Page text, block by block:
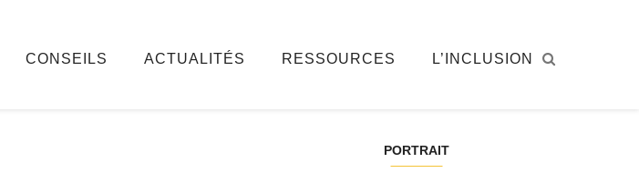
CONSEILS ACTUALITÉS RESSOURCES L’INCLUSION
PORTRAIT